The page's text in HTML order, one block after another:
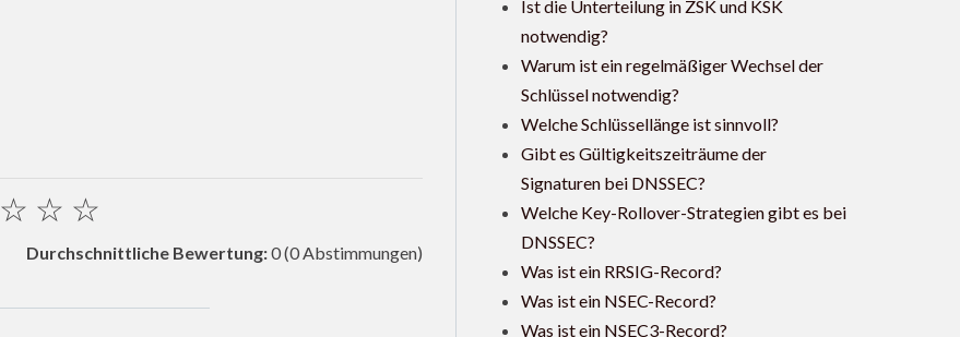
☆
☆
☆
Durchschnittliche Bewertung:0(0 Abstimmungen)
Ist die Unterteilung in ZSK und KSK
notwendig?
Warum ist ein regelmäßiger Wechsel der
Schlüssel notwendig?
Welche Schlüssellänge ist sinnvoll?
Gibt es Gültigkeitszeiträume der
Signaturen bei DNSSEC?
Welche Key-Rollover-Strategien gibt es bei
DNSSEC?
Was ist ein RRSIG-Record?
Was ist ein NSEC-Record?
Was ist ein NSEC3-Record?